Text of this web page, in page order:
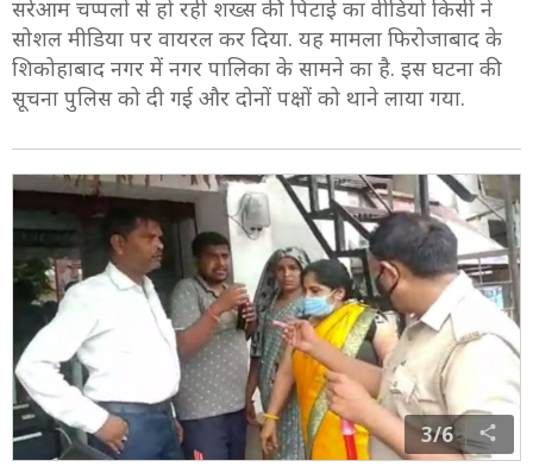
सरेआम चप्पलों से हो रही शख्स की पिटाई का वीडियो किसी ने
सोशल मीडिया पर वायरल कर दिया. यह मामला फिरोजाबाद के
शिकोहाबाद नगर में नगर पालिका के सामने का है. इस घटना की
सूचना पुलिस को दी गई और दोनों पक्षों को थाने लाया गया.
3/6